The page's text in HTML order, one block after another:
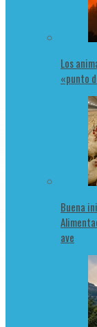
Los
«punto
Buena
ave